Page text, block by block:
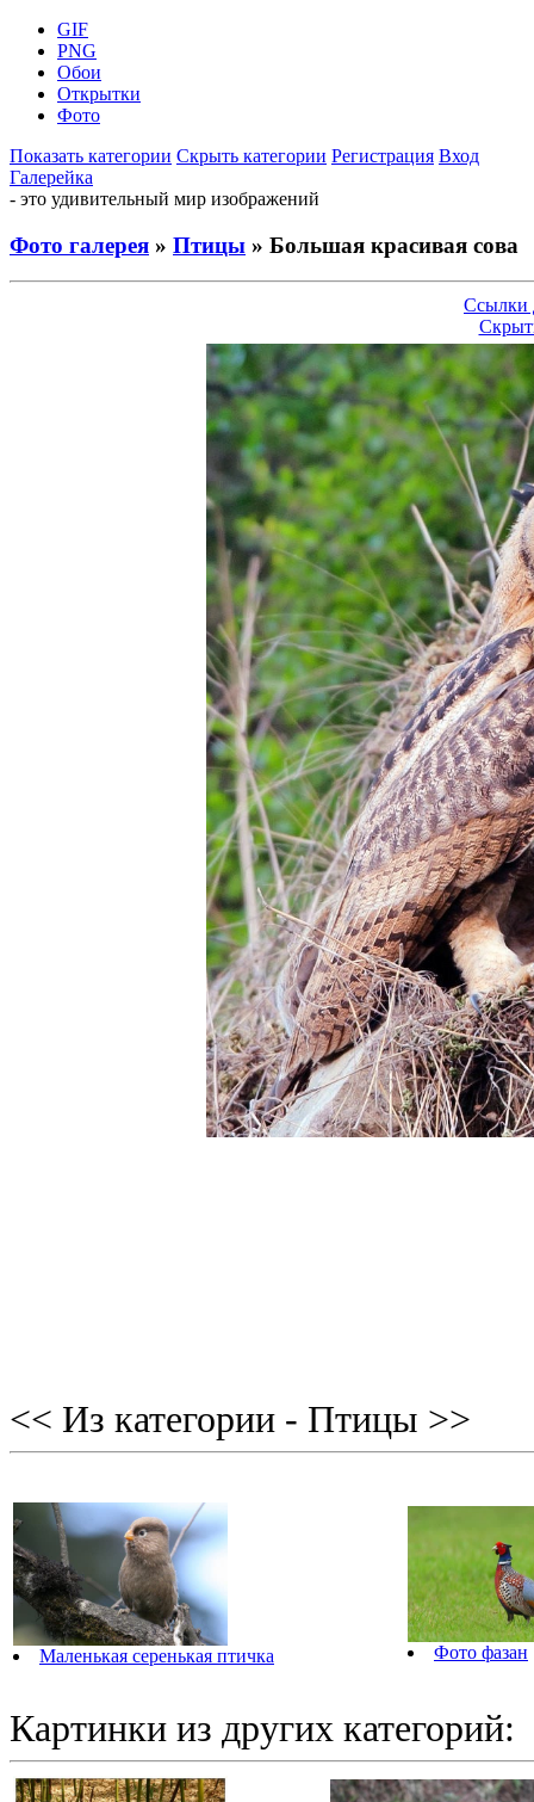
GIF
PNG
Обои
Открытки
Фото
Показать категории Скрыть категории Регистрация Вход
Галерейка
- это удивительный мир изображений
Фото галерея » Птицы » Большая красивая сова
Ссылки
<< Из категории - Птицы >>
Маленькая серенькая птичка Фото фазан
Картинки из других категорий: